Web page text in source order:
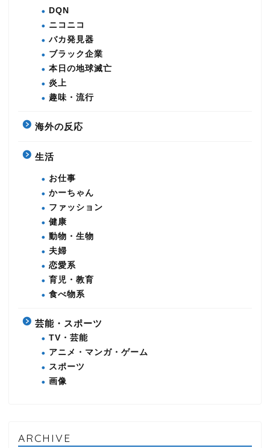
DQN
ニコニコ
バカ発見器
ブラック企業
本日の地球滅亡
炎上
趣味・流行
海外の反応
生活
お仕事
かーちゃん
ファッション
健康
動物・生物
夫婦
恋愛系
育児・教育
食べ物系
芸能・スポーツ
TV・芸能
アニメ・マンガ・ゲーム
スポーツ
画像
ARCHIVE